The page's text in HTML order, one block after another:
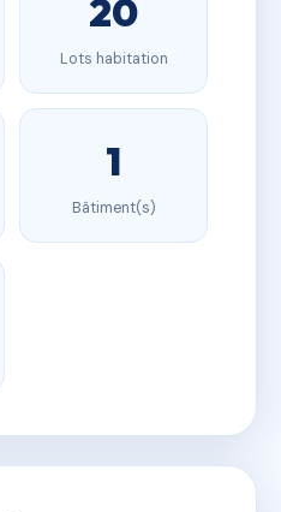
20
Lots habitation
1
Bâtiment(s)